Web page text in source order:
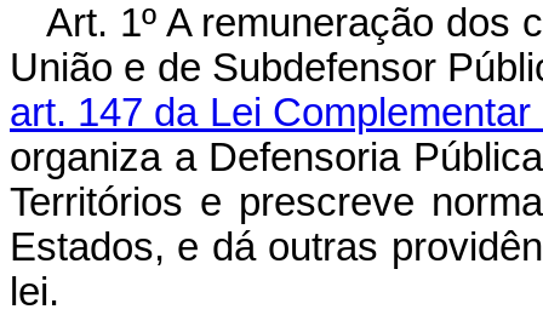
Art. 1º A remuneração dos
União e de Subdefensor
art. 147 da Lei
organiza a Defensoria
Territórios e prescreve
Estados, e dá outras
lei.